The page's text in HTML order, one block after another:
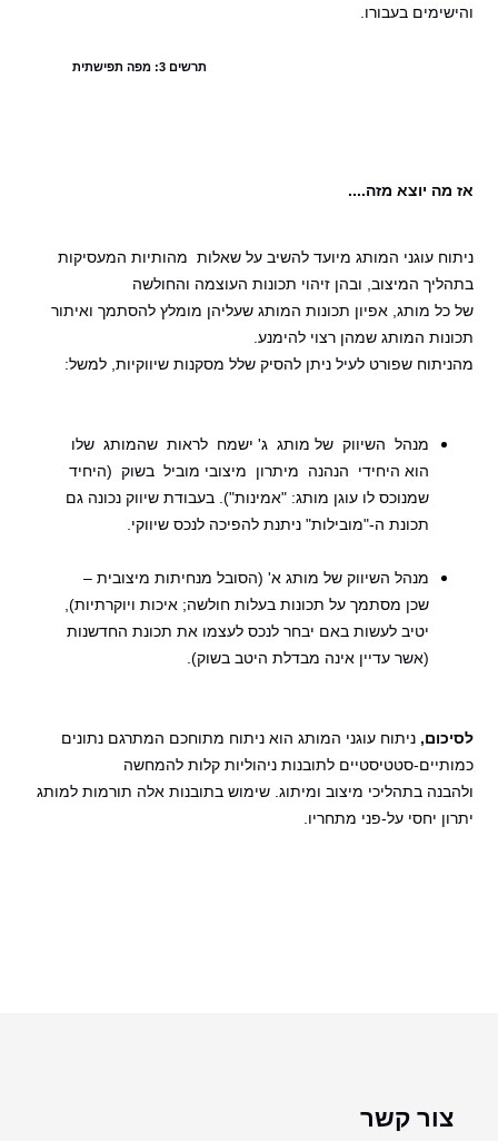
והישימים בעבורו.
תרשים 3: מפה תפישתית
אז מה יוצא מזה....
ניתוח עוגני המותג מיועד להשיב על שאלות מהותיות המעסיקות
בתהליך המיצוב, ובהן זיהוי תכונות העוצמה והחולשה
של כל מותג, אפיון תכונות המותג שעליהן מומלץ להסתמך ואיתור
תכונות המותג שמהן רצוי להימנע.
מהניתוח שפורט לעיל ניתן להסיק שלל מסקנות שיווקיות, למשל:
מנהל השיווק של מותג ג' ישמח לראות שהמותג שלו
הוא היחידי הנהנה מיתרון מיצובי מוביל בשוק (היחיד
שמנוכס לו עוגן מותג: "אמינות"). בעבודת שיווק נכונה גם
תכונת ה-"מובילות" ניתנת להפיכה לנכס שיווקי.
מנהל השיווק של מותג א' (הסובל מנחיתות מיצובית –
שכן מסתמך על תכונות בעלות חולשה; איכות ויוקרתיות),
יטיב לעשות באם יבחר לנכס לעצמו את תכונת החדשנות
(אשר עדיין אינה מבדלת היטב בשוק).
לסיכום,ניתוח עוגני המותג הוא ניתוח מתוחכם המתרגם נתונים
כמותיים-סטטיסטיים לתובנות ניהוליות קלות להמחשה
ולהבנהבתהליכי מיצוב ומיתוג. שימוש בתובנות אלה תורמות למותג
יתרון יחסי על-פני מתחריו.
צור קשר